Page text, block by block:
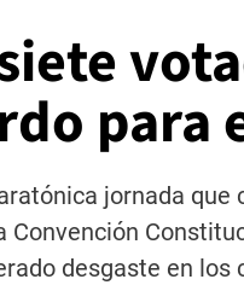
para
jornada que
Convención
desgaste en